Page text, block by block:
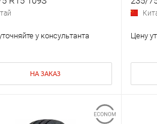
у консультанта
НА ЗАКАЗ
Цену